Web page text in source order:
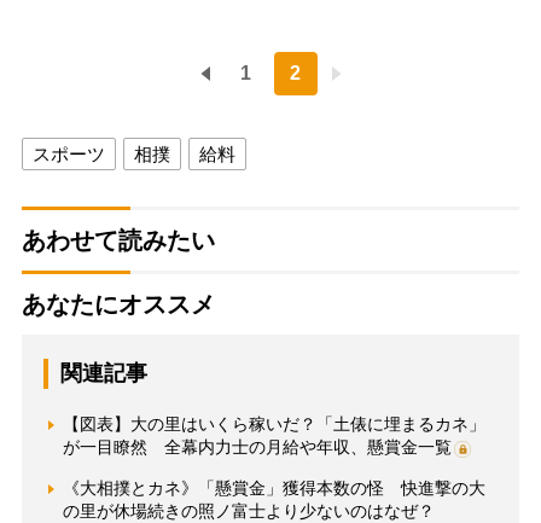
1 2
スポーツ 相撲 給料
あわせて読みたい
あなたにオススメ
関連記事
【図表】大の里はいくら稼いだ？「土俵に埋まるカネ」
が一目瞭然 全幕内力士の月給や年収、懸賞金一覧
《大相撲とカネ》「懸賞金」獲得本数の怪 快進撃の大
の里が休場続きの照ノ富士より少ないのはなぜ？